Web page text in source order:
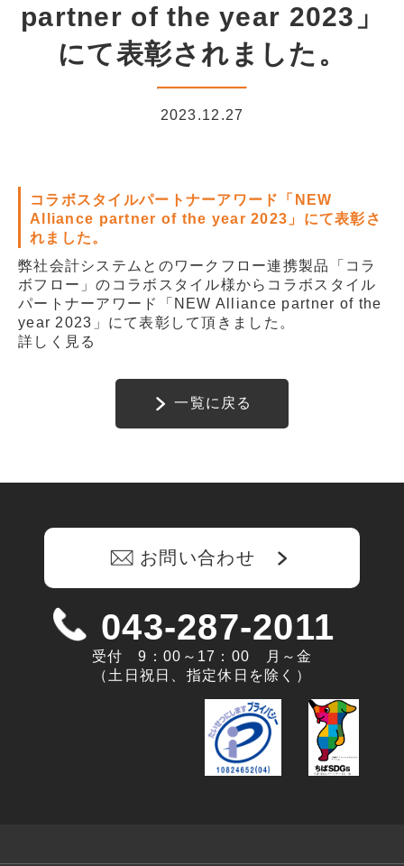
partner of the year 2023」
にて表彰されました。
2023.12.27
コラボスタイルパートナーアワード「NEW
Alliance partner of the year 2023」にて表彰さ
れました。
弊社会計システムとのワークフロー連携製品「コラ
ボフロー」のコラボスタイル様からコラボスタイル
パートナーアワード「NEW Alliance partner of the
year 2023」にて表彰して頂きました。
詳しく見る
一覧に戻る
お問い合わせ
043-287-2011
受付 9：00～17：00 月～金
（土日祝日、指定休日を除く）